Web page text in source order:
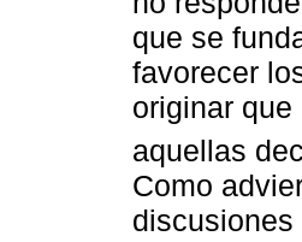
que se
favorecer
originar
aquellas
Como
discusiones